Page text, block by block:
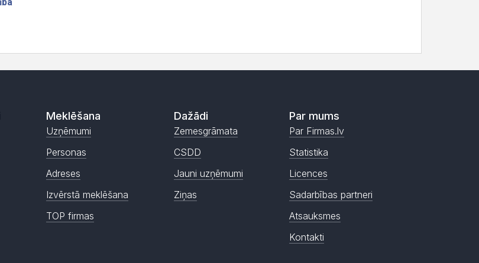
Meklēšana
Uzņēmumi
Personas
Adreses
Izvērstā meklēšana
TOP firmas
Dažādi
Zemesgrāmata
CSDD
Jauni uzņēmumi
Ziņas
Par mums
Par Firmas.lv
Statistika
Licences
Sadarbības partneri
Atsauksmes
Kontakti